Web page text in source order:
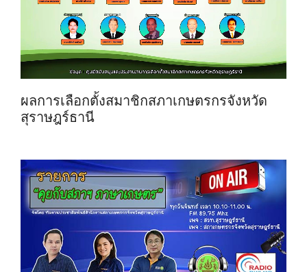
ผลการเลือกตั้งสมาชิกสภาเกษตรกรจังหวัด
สุราษฎร์ธานี